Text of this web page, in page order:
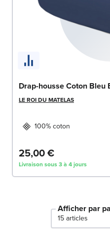
Drap-housse Coton
LE ROI DU MATELAS
100% coton
25,00 €
Livraison sous 3 à 4 jours
Afficher par